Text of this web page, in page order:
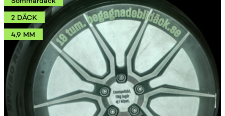
2 DÄCK
4,9 MM